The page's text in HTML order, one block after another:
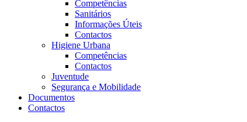
Competências
Sanitários
Informações Úteis
Contactos
Higiene Urbana
Competências
Contactos
Juventude
Segurança e Mobilidade
Documentos
Contactos